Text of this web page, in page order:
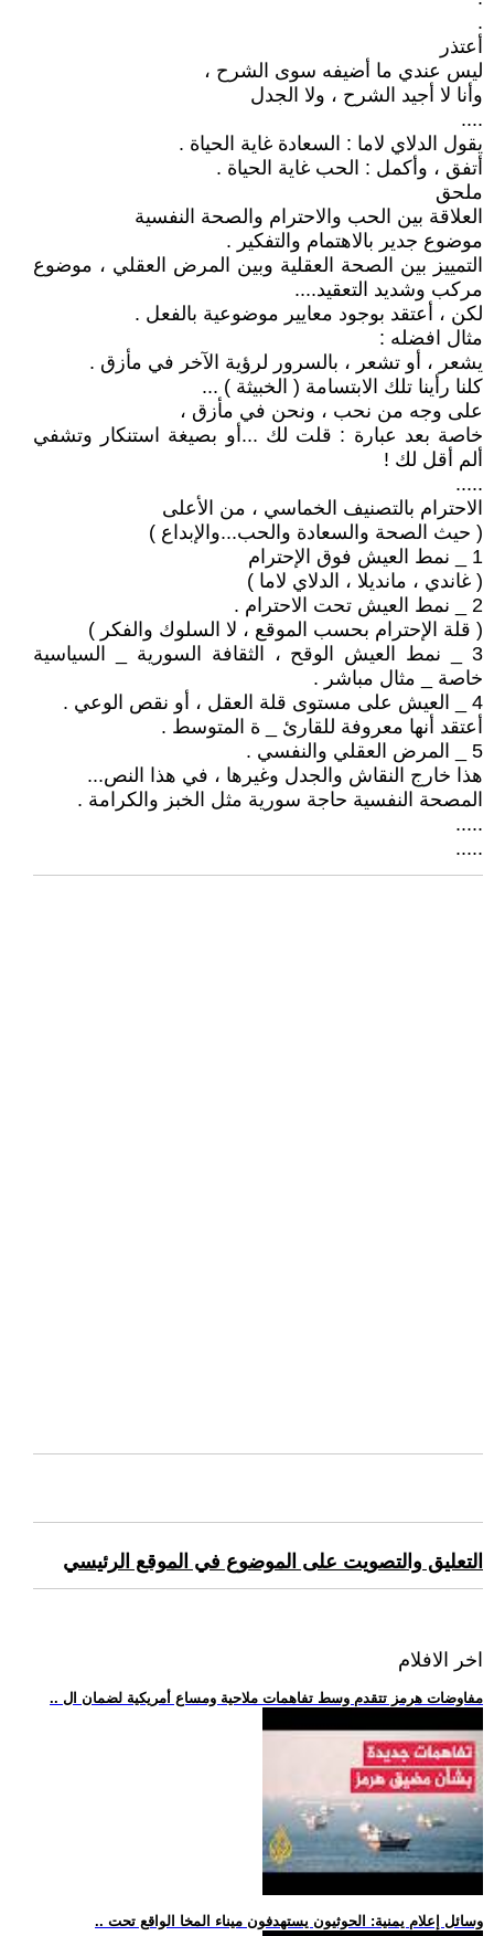
.
أعتذر
ليس عندي ما أضيفه سوى الشرح ،
وأنا لا أجيد الشرح ، ولا الجدل
....
يقول الدلاي لاما : السعادة غاية الحياة .
أتفق ، وأكمل : الحب غاية الحياة .
ملحق
العلاقة بين الحب والاحترام والصحة النفسية
موضوع جدير بالاهتمام والتفكير .
التمييز بين الصحة العقلية وبين المرض العقلي ، موضوع
مركب وشديد التعقيد....
لكن ، أعتقد بوجود معايير موضوعية بالفعل .
مثال افضله :
يشعر ، أو تشعر ، بالسرور لرؤية الآخر في مأزق .
كلنا رأينا تلك الابتسامة ( الخبيثة ) ...
على وجه من نحب ، ونحن في مأزق ،
خاصة بعد عبارة : قلت لك ...أو بصيغة استنكار وتشفي
ألم أقل لك !
.....
الاحترام بالتصنيف الخماسي ، من الأعلى
( حيث الصحة والسعادة والحب...والإبداع )
1 _ نمط العيش فوق الإحترام
( غاندي ، مانديلا ، الدلاي لاما )
2 _ نمط العيش تحت الاحترام .
( قلة الإحترام بحسب الموقع ، لا السلوك والفكر )
3 _ نمط العيش الوقح ، الثقافة السورية _ السياسية
خاصة _ مثال مباشر .
4 _ العيش على مستوى قلة العقل ، أو نقص الوعي .
أعتقد أنها معروفة للقارئ _ ة المتوسط .
5 _ المرض العقلي والنفسي .
هذا خارج النقاش والجدل وغيرها ، في هذا النص...
المصحة النفسية حاجة سورية مثل الخبز والكرامة .
.....
.....
التعليق والتصويت على الموضوع في الموقع الرئيسي
اخر الافلام
.. مفاوضات هرمز تتقدم وسط تفاهمات ملاحية ومساع أمريكية لضمان ال
.. وسائل إعلام يمنية: الحوثيون يستهدفون ميناء المخا الواقع تحت